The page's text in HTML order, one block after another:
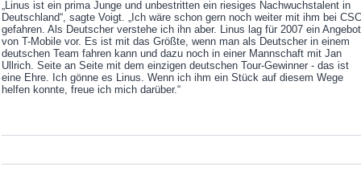
„Linus ist ein prima Junge und unbestritten ein riesiges Nachwuchstalent in
Deutschland“, sagte Voigt. „Ich wäre schon gern noch weiter mit ihm bei CSC
gefahren. Als Deutscher verstehe ich ihn aber. Linus lag für 2007 ein Angebot
von T-Mobile vor. Es ist mit das Größte, wenn man als Deutscher in einem
deutschen Team fahren kann und dazu noch in einer Mannschaft mit Jan
Ullrich. Seite an Seite mit dem einzigen deutschen Tour-Gewinner - das ist
eine Ehre. Ich gönne es Linus. Wenn ich ihm ein Stück auf diesem Wege
helfen konnte, freue ich mich darüber.“